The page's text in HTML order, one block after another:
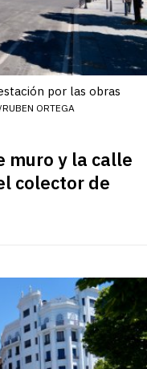
por las obras
ORTEGA
muro y la calle
colector de